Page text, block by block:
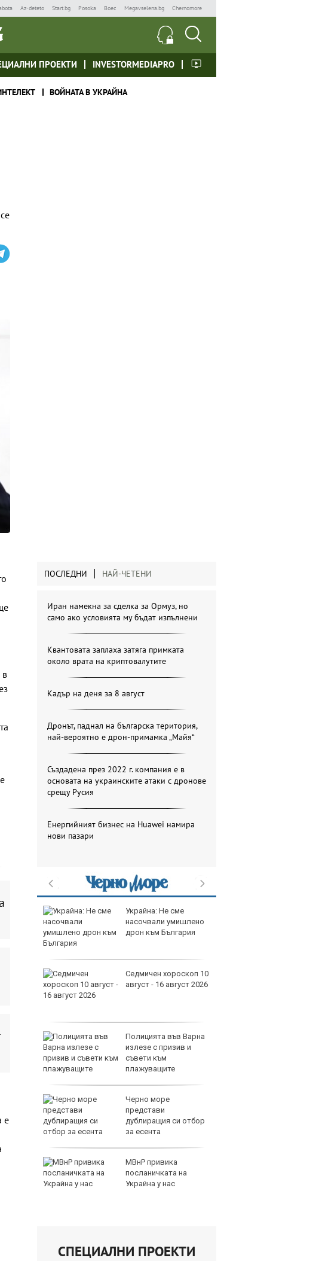
Az-deteto Start.bg Posoka Boec Megavselena.bg Chernomore
ПРОЕКТИ INVESTORMEDIAPRO
ВОЙНАТА В УКРАЙНА
в
е
ПОСЛЕДНИ НАЙ-ЧЕТЕНИ
Иран намекна за сделка за Ормуз, но
само ако условията му бъдат изпълнени
Квантовата заплаха затяга примката
около врата на криптовалутите
Кадър на деня за 8 август
Дронът, паднал на българска територия,
най-вероятно е дрон-примамка „Майя“
Създадена през 2022 г. компания е в
основата на украинските атаки с дронове
срещу Русия
Енергийният бизнес на Huawei намира
нови пазари
Украйна: Не сме
насочвали умишлено
дрон към България
Седмичен хороскоп 10
август - 16 август 2026
Полицията във Варна
излезе с призив и
съвети към
плажуващите
Черно море
представи
дублиращия си отбор
за есента
МВнР привика
посланичката на
Украйна у нас
СПЕЦИАЛНИ ПРОЕКТИ